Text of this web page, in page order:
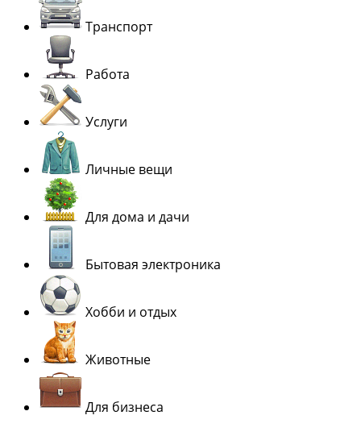
Транспорт
Работа
Услуги
Личные вещи
Для дома и дачи
Бытовая электроника
Хобби и отдых
Животные
Для бизнеса